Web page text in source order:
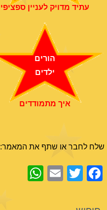
עתיד מדויק לעניין ספציפי
הורים
ילדים
איך מתמודדים
שלח לחבר או שתף את המאמר:
Facebook
Twitter
Email